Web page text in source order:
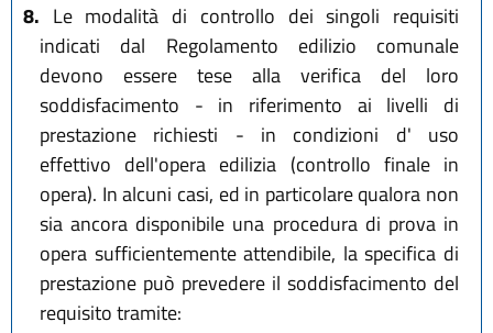
8. Le modalità di controllo dei singoli requisiti
indicati dal Regolamento edilizio comunale
devono essere tese alla verifica del loro
soddisfacimento - in riferimento ai livelli di
prestazione richiesti - in condizioni d' uso
effettivo dell'opera edilizia (controllo finale in
opera). In alcuni casi, ed in particolare qualora non
sia ancora disponibile una procedura di prova in
opera sufficientemente attendibile, la specifica di
prestazione può prevedere il soddisfacimento del
requisito tramite: